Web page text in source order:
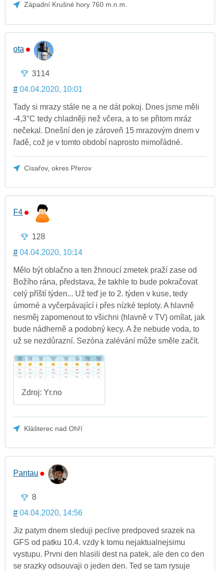
Západní Krušné hory 760 m.n.m.
ota
3114
# 04.04.2020, 10:01
Tady si mrazy stále ne a ne dát pokoj. Dnes jsme měli
-4,3°C tedy chladněji než včera, a to se přitom mráz
nečekal. Dnešní den je zároveň 15 mrazovým dnem v
řadě, což je v tomto období naprosto mimořádné.
Císařov, okres Přerov
F4
128
# 04.04.2020, 10:14
Mělo být oblačno a ten žhnoucí zmetek praží zase od
Božího rána, představa, že takhle to bude pokračovat
celý příští týden... Už teď je to 2. týden v kuse, tedy
úmorné a vyčerpávající i přes nízké teploty. A hlavně
nesměj zapomenout to všichni (hlavně v TV) omílat, jak
bude nádherně a podobný kecy. A že nebude voda, to
už se nezdůrazní. Sezóna zalévání může směle začít.
Zdroj: Yr.no
Klášterec nad Ohří
Pantau
8
# 04.04.2020, 14:56
Jiz patym dnem sleduji peclive predpoved srazek na
GFS od patku 10.4. vzdy k tomu nejaktualnejsimu
vystupu. Prvni den hlasili dest na patek, ale den co den
se srazky odsouvaji o jeden den. Ted se tam rysuje